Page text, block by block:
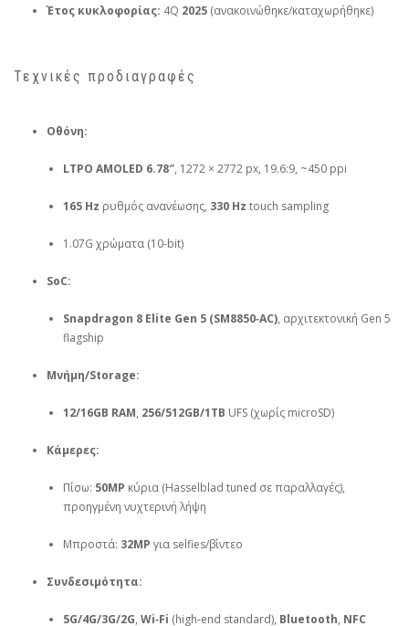
Έτος κυκλοφορίας: 4Q 2025 (ανακοινώθηκε/καταχωρήθηκε)
Τεχνικές προδιαγραφές
Οθόνη:
LTPO AMOLED 6.78″, 1272 × 2772 px, 19.6:9, ~450 ppi
165 Hz ρυθμός ανανέωσης, 330 Hz touch sampling
1.07G χρώματα (10‑bit)
SoC:
Snapdragon 8 Elite Gen 5 (SM8850‑AC), αρχιτεκτονική Gen 5
flagship
Μνήμη/Storage:
12/16GB RAM, 256/512GB/1TB UFS (χωρίς microSD)
Κάμερες:
Πίσω: 50MP κύρια (Hasselblad tuned σε παραλλαγές),
προηγμένη νυχτερινή λήψη
Μπροστά: 32MP για selfies/βίντεο
Συνδεσιμότητα:
5G/4G/3G/2G, Wi‑Fi (high‑end standard), Bluetooth, NFC